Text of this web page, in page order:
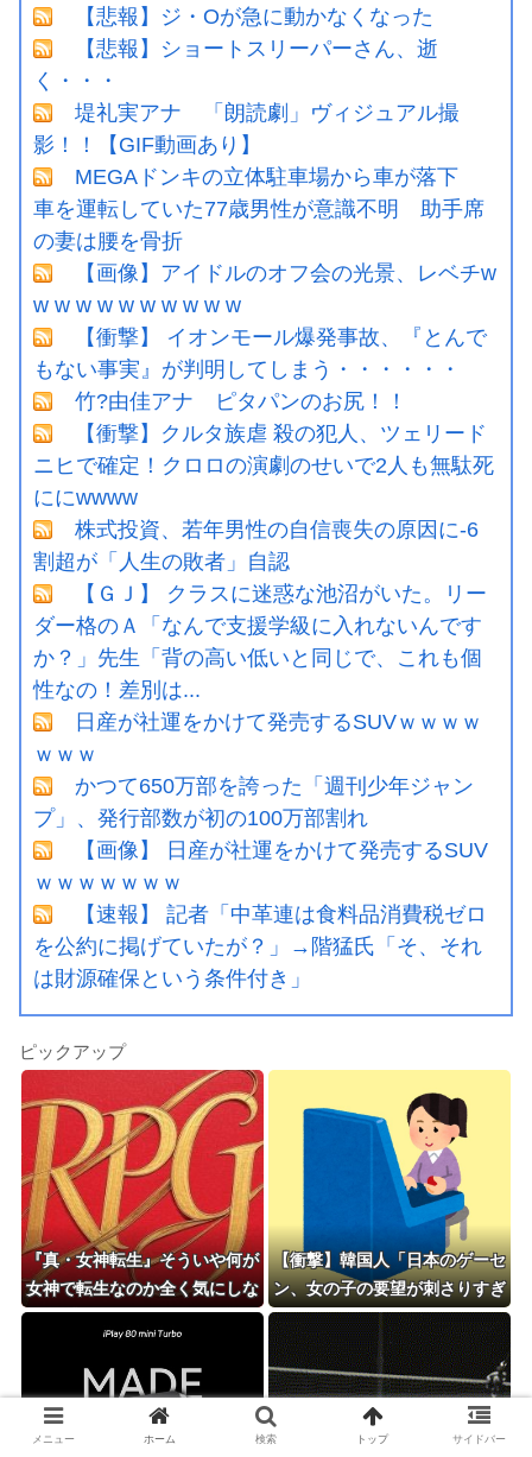
【悲報】ジ・Oが急に動かなくなった
【悲報】ショートスリーパーさん、逝
く・・・
堤礼実アナ 「朗読劇」ヴィジュアル撮
影！！【GIF動画あり】
MEGAドンキの立体駐車場から車が落下
車を運転していた77歳男性が意識不明 助手席
の妻は腰を骨折
【画像】アイドルのオフ会の光景、レベチw
w w w w w w w w w w
【衝撃】 イオンモール爆発事故、『とんで
もない事実』が判明してしまう・・・・・・
竹?由佳アナ ピタパンのお尻！！
【衝撃】クルタ族虐 殺の犯人、ツェリード
ニヒで確定！クロロの演劇のせいで2人も無駄死
ににwwww
株式投資、若年男性の自信喪失の原因に-6
割超が「人生の敗者」自認
【ＧＪ】 クラスに迷惑な池沼がいた。リー
ダー格のＡ「なんで支援学級に入れないんです
か？」先生「背の高い低いと同じで、これも個
性なの！差別は...
日産が社運をかけて発売するSUVｗｗｗｗ
ｗｗｗ
かつて650万部を誇った「週刊少年ジャン
プ」、発行部数が初の100万部割れ
【画像】 日産が社運をかけて発売するSUV
ｗｗｗｗｗｗｗ
【速報】 記者「中革連は食料品消費税ゼロ
を公約に掲げていたが？」→階猛氏「そ、それ
は財源確保という条件付き」
ピックアップ
『真・女神転生』そういや何が
女神で転生なのか全く気にしな
いでプレイしてた『真・女神転
【衝撃】韓国人「日本のゲーセ
ン、女の子の要望が刺さりすぎ
た」
メニュー ホーム 検索 トップ サイドバー